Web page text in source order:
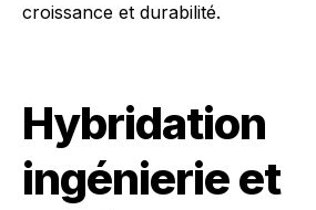
croissance et durabilité.
Hybridation
ingénierie et